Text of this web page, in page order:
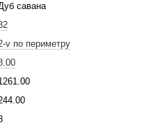
савана
v по периметру